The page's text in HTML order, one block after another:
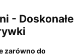
- Doskonałe
zarówno do